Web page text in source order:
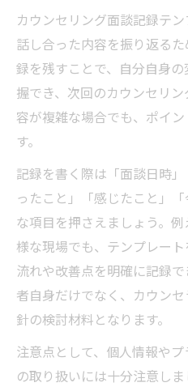
カウンセリング面談記録テ
話し合った内容を振り返る
録を残すことで、自分自身
握でき、次回のカウンセリ
容が複雑な場合でも、ポイ
す。
記録を書く際は「面談日時
ったこと」「感じたこと」
な項目を押さえましょう。
様な現場でも、テンプレー
流れや改善点を明確に記録
者自身だけでなく、カウン
針の検討材料となります。
注意点として、個人情報や
の取り扱いには十分注意し